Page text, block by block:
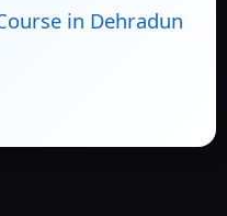
in Dehradun